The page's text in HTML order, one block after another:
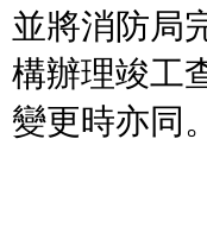
並將消防局
構辦理竣工
變更時亦同。